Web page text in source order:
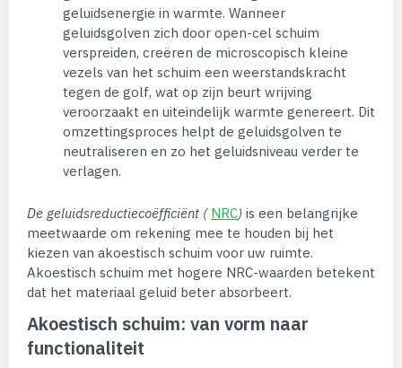
geluidsenergie in warmte. Wanneer
geluidsgolven zich door open-cel schuim
verspreiden, creëren de microscopisch kleine
vezels van het schuim een weerstandskracht
tegen de golf, wat op zijn beurt wrijving
veroorzaakt en uiteindelijk warmte genereert. Dit
omzettingsproces helpt de geluidsgolven te
neutraliseren en zo het geluidsniveau verder te
verlagen.
De geluidsreductiecoëfficiënt ( NRC) is een belangrijke
meetwaarde om rekening mee te houden bij het
kiezen van akoestisch schuim voor uw ruimte.
Akoestisch schuim met hogere NRC-waarden betekent
dat het materiaal geluid beter absorbeert.
Akoestisch schuim: van vorm naar
functionaliteit